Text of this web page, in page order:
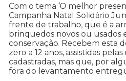
Com o tema ‘O melhor
Campanha Natal Solidário
frente de trabalho, que é a
brinquedos novos ou usados
conservação. Recebem esta
zero a 12 anos, assistidas
cadastradas, mas que, por
fora do levantamento